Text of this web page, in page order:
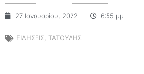
27 Ιανουαρίου, 2022 6:55 μμ
ΕΙΔΗΣΕΙΣ ΤΑΤΟΥΛΗΣ